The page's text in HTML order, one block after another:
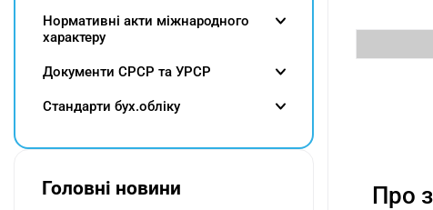
Про
Нормативні акти міжнародного
характеру
Документи СРСР та УРСР
Cтандарти бух.обліку
Головні новини